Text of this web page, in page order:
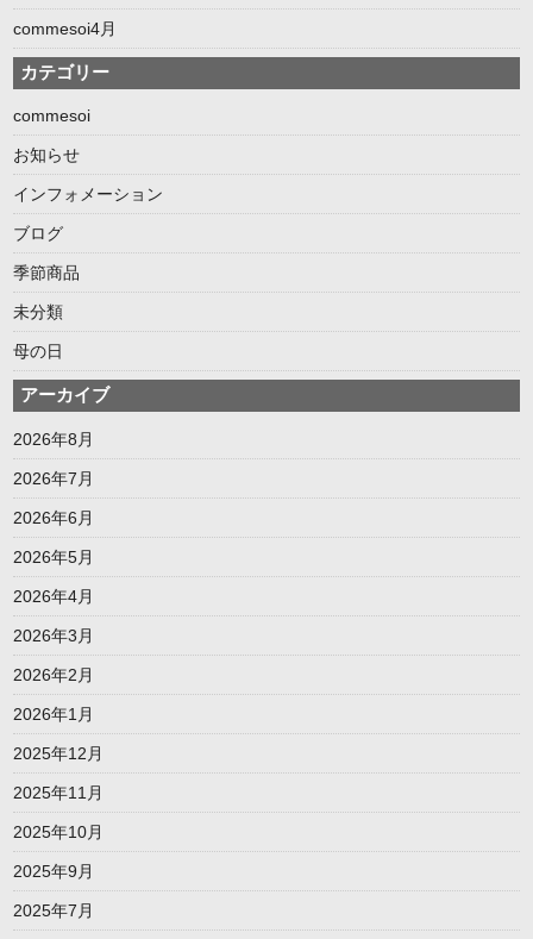
commesoi4月
カテゴリー
commesoi
お知らせ
インフォメーション
ブログ
季節商品
未分類
母の日
アーカイブ
2026年8月
2026年7月
2026年6月
2026年5月
2026年4月
2026年3月
2026年2月
2026年1月
2025年12月
2025年11月
2025年10月
2025年9月
2025年7月